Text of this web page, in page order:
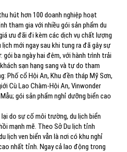
hút hơn 100 doanh nghiệp hoạt
tham gia với nhiều gói sản phẩm du
ưu đãi đi kèm các dịch vụ chất lượng
lịch mới ngay sau khi tung ra đã gây sự
gói ba ngày hai đêm, với hành trình trải
sạn hạng sang và tự do tham
Phố cổ Hội An, Khu đền tháp Mỹ Sơn,
Cù Lao Chàm-Hội An, Vinwonder
gói sản phẩm nghỉ dưỡng biển cao
do sự cố môi trường, du lịch biển
mạnh mẽ. Theo Sở Du lịch tỉnh
lịch ven biển vẫn là nơi có khu nghỉ
nhất tỉnh. Ngay cả lao động trong